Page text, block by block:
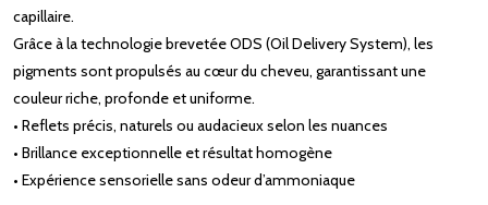
capillaire.
Grâce à la technologie brevetée ODS (Oil Delivery System), les
pigments sont propulsés au cœur du cheveu, garantissant une
couleur riche, profonde et uniforme.
• Reflets précis, naturels ou audacieux selon les nuances
• Brillance exceptionnelle et résultat homogène
• Expérience sensorielle sans odeur d’ammoniaque